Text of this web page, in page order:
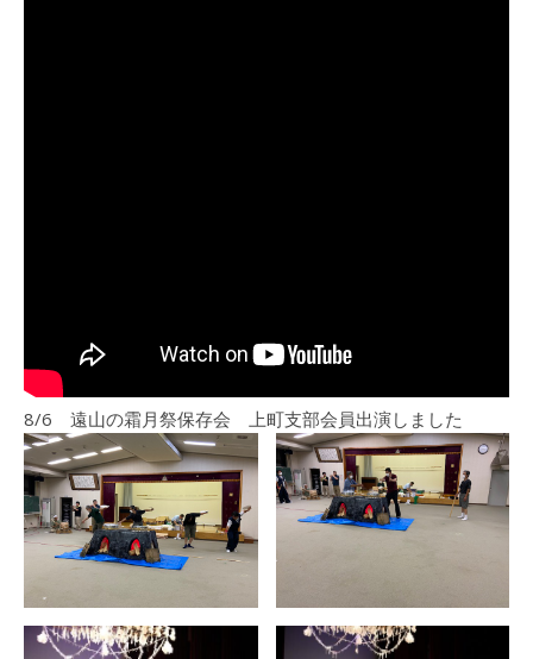
8/6 遠山の霜月祭保存会 上町支部会員出演しました